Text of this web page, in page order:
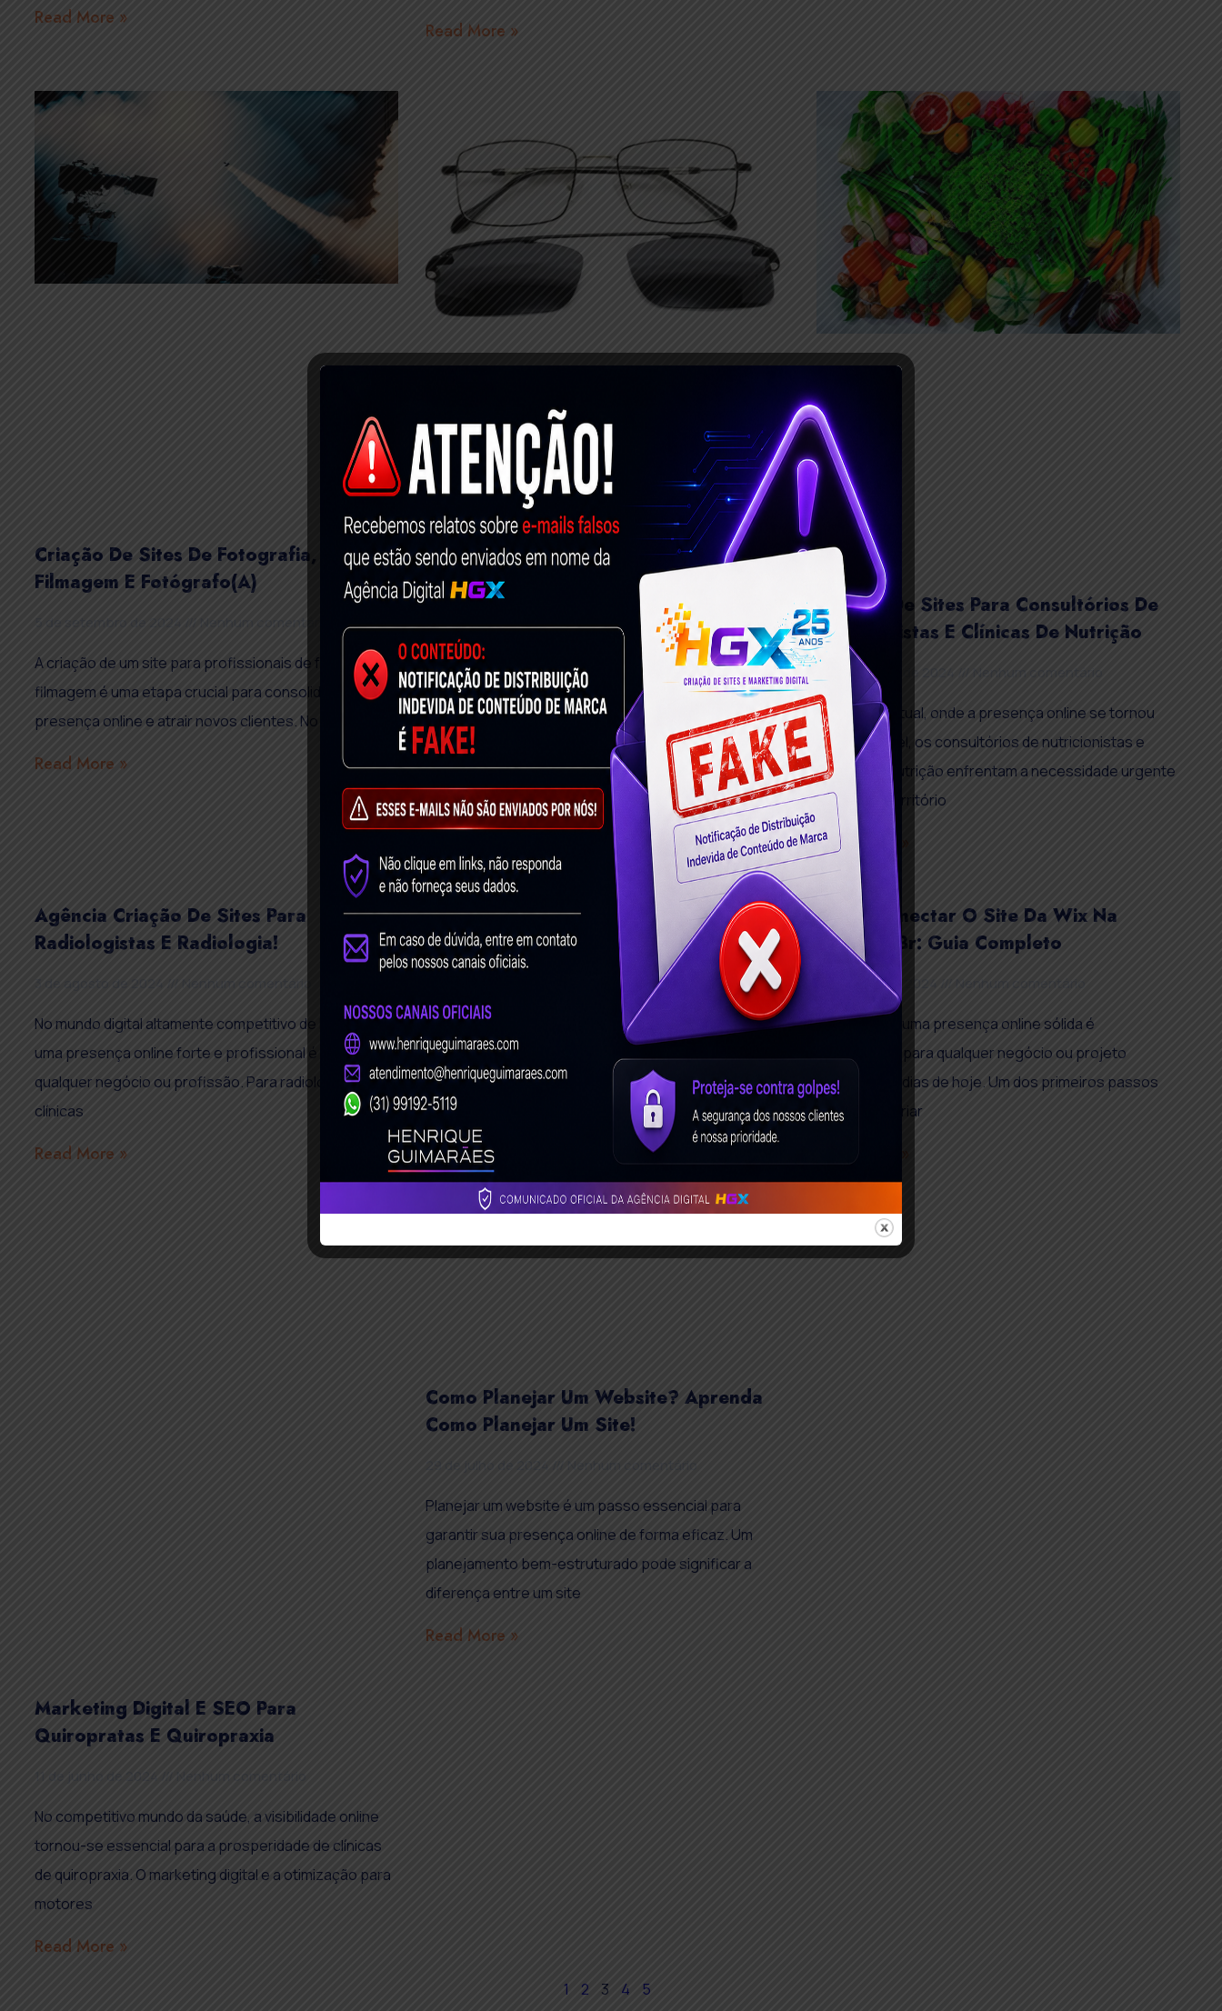
Read More »
Read More »
Criação De Sites De Fotografia,
Filmagem E Fotógrafo(a)
A criação de um site para profissionais de fotografia e
filmagem é uma etapa crucial para consolidar a
presença online e atrair novos clientes. No
Read More »
Agência De Criação De Sites Para Óticas
28 de agosto de 2024 Nenhum comentário
No cenário atual, a presença digital é indispensável
para qualquer negócio, principalmente a criação de
sites para óticas e lojas de óculos. A internet não
Read More »
Criação De Sites Para Consultórios De
Nutricionistas E Clínicas De Nutrição
20 de agosto de 2024
No cenário atual, onde a presença online se tornou
indispensável, os consultórios de nutricionistas e
clínicas de nutrição enfrentam a necessidade urgente
de marcar território
Read More »
Agência Criação De Sites Para
Radiologistas E Radiologia!
No mundo digital altamente competitivo de hoje, ter
uma presença online forte e profissional é crucial para
qualquer negócio ou profissão. Para radiologistas e
clínicas
Read More »
Como Planejar Um Website? Aprenda
Como Planejar Um Site!
Planejar um website é um passo essencial para
garantir sua presença online de forma eficaz. Um
planejamento bem-estruturado pode significar a
diferença entre um site
Read More »
Como Conectar O Site Da Wix Na
Registro.br: Guia Completo
15 de julho de 2024
Estabelecer uma presença online sólida é
fundamental para qualquer negócio ou projeto
pessoal nos dias de hoje. Um dos primeiros passos
para isso é criar
Marketing Digital E SEO Para
Quiropratas E Quiropraxia
No competitivo mundo da saúde, a visibilidade online
tornou-se essencial para a prosperidade de clínicas
de quiropraxia. O marketing digital e a otimização para
motores
Read More »
1 2 3 4 5